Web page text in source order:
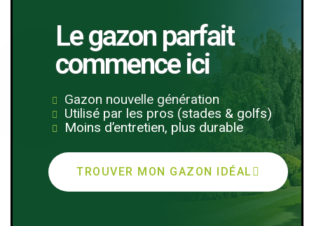
Le gazon parfait
commence ici
Gazon nouvelle génération
Utilisé par les pros (stades & golfs)
Moins d’entretien, plus durable
TROUVER MON GAZON IDÉAL